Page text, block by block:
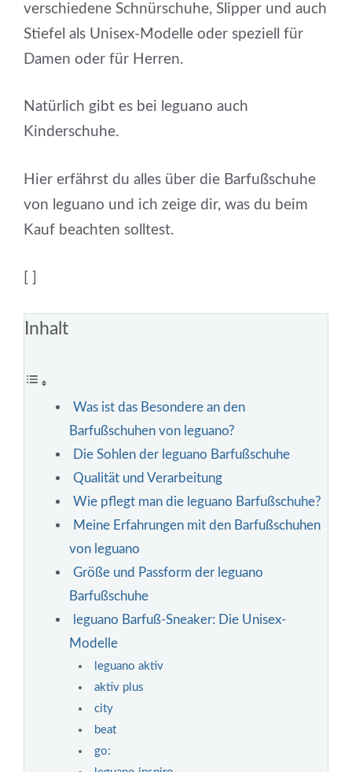
verschiedene Schnürschuhe, Slipper und auch
Stiefel als Unisex-Modelle oder speziell für
Damen oder für Herren.
Natürlich gibt es bei leguano auch
Kinderschuhe.
Hier erfährst du alles über die Barfußschuhe
von leguano und ich zeige dir, was du beim
Kauf beachten solltest.
[ ]
Inhalt
Was ist das Besondere an den
Barfußschuhen von leguano?
Die Sohlen der leguano Barfußschuhe
Qualität und Verarbeitung
Wie pflegt man die leguano Barfußschuhe?
Meine Erfahrungen mit den Barfußschuhen
von leguano
Größe und Passform der leguano
Barfußschuhe
leguano Barfuß-Sneaker: Die Unisex-
Modelle
leguano aktiv
aktiv plus
city
beat
go: